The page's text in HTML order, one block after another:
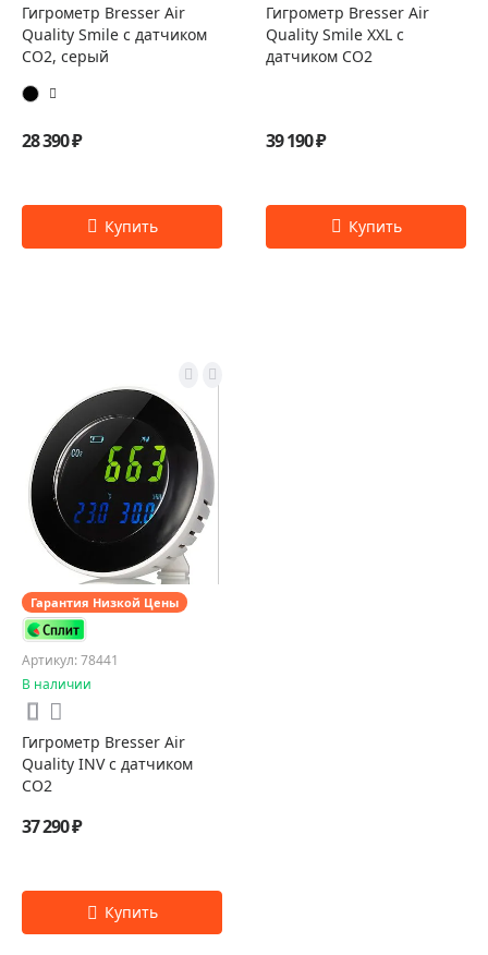
Гигрометр Bresser Air
Quality Smile с датчиком
CO2, серый
28 390 ₽
Гигрометр Bresser Air
Quality Smile XXL с
датчиком CO2
39 190 ₽
Гарантия Низкой Цены
Артикул: 78441
В наличии
Гигрометр Bresser Air
Quality INV с датчиком
CO2
37 290 ₽